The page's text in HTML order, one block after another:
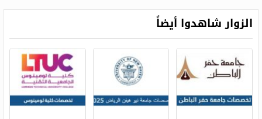
الزوار شاهدوا أيضاً